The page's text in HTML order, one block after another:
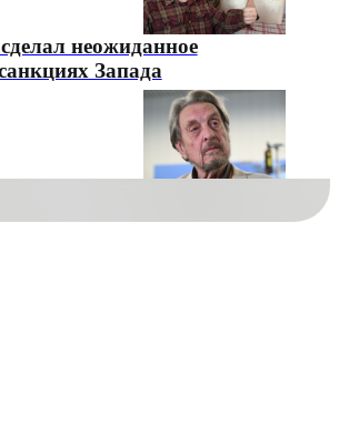
неожиданное
Запада